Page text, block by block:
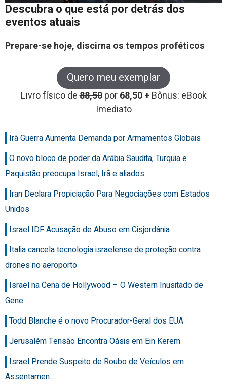
Descubra o que está por detrás dos
eventos atuais
Prepare-se hoje, discirna os tempos proféticos
Quero meu exemplar
Livro físico de88,50 por68,50 +Bônus: eBook
Imediato
Irã Guerra Aumenta Demanda por Armamentos Globais
O novo bloco de poder da Arábia Saudita, Turquia e
Paquistão preocupa Israel, Irã e aliados
Iran Declara Propiciação Para Negociações com Estados
Unidos
Israel IDF Acusação de Abuso em Cisjordânia
Italia cancela tecnologia israelense de proteção contra
drones no aeroporto
Israel na Cena de Hollywood – O Western Inusitado de
Gene…
Todd Blanche é o novo Procurador-Geral dos EUA
Jerusalém Tensão Encontra Oásis em Ein Kerem
Israel Prende Suspeito de Roubo de Veículos em
Assentamen…